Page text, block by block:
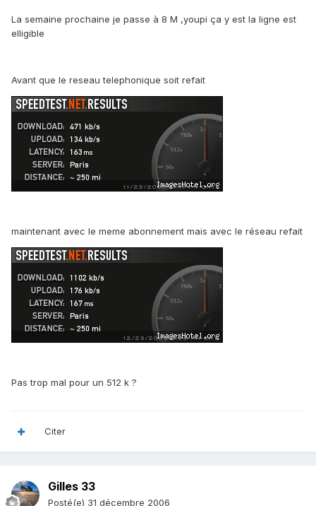
La semaine prochaine je passe à 8 M ,youpi ça y est la ligne est
elligible
Avant que le reseau telephonique soit refait
maintenant avec le meme abonnement mais avec le réseau refait
Pas trop mal pour un 512 k ?
Citer
Gilles 33
Posté(e) 31 décembre 2006